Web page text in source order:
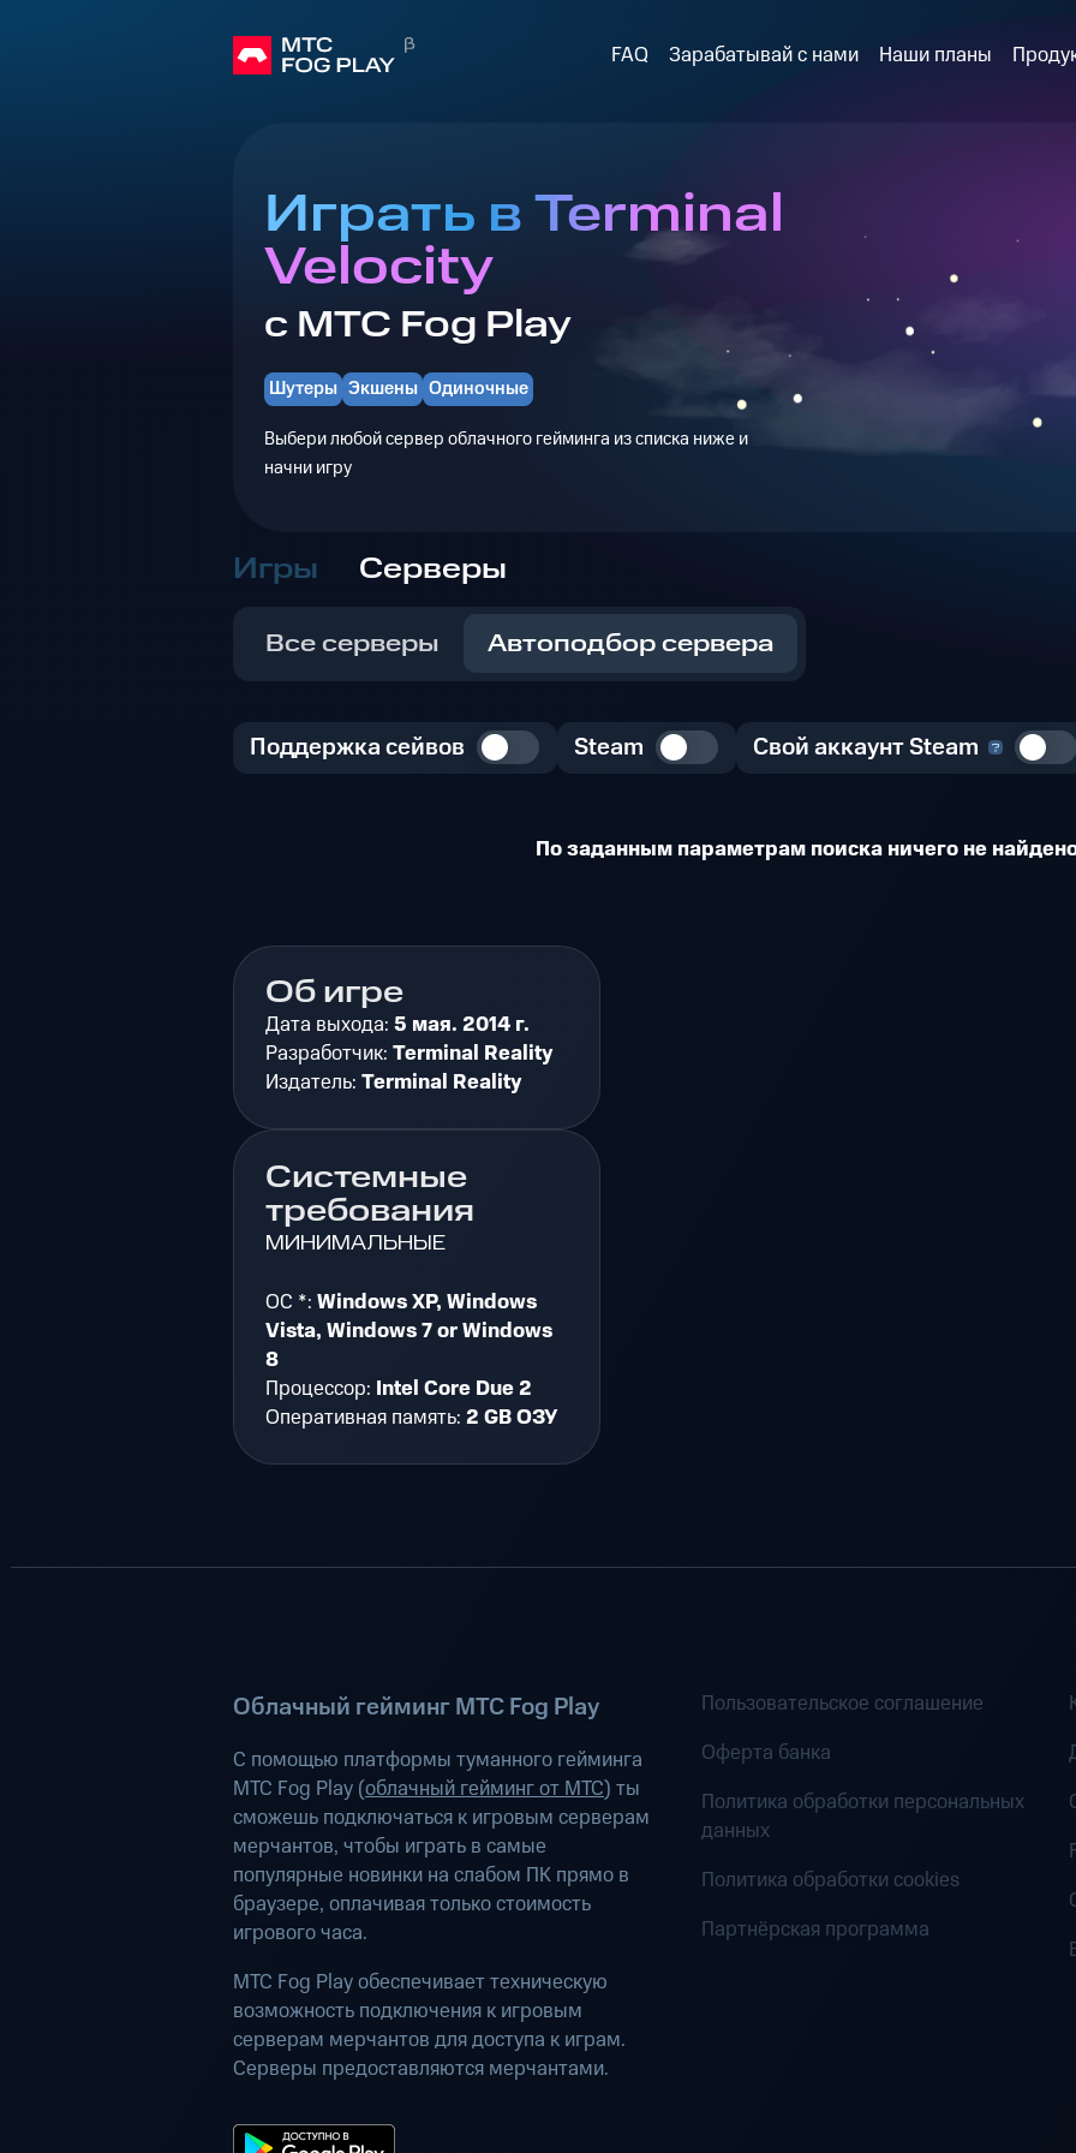
FAQ Зарабатывай с нами Наши планы
Играть в Terminal
Velocity
с МТС Fog Play
Шутеры Экшены Одиночные
Выбери любой сервер облачного гейминга из списка ниже и
начни игру
Игры Серверы
Все серверы Автоподбор сервера
Поддержка сейвов Steam Свой аккаунт Steam
По заданным параметрам поиска ничего не
Об игре
Дата выхода: 5 мая. 2014 г.
Разработчик: Terminal Reality
Издатель: Terminal Reality
Системные
требования
МИНИМАЛЬНЫЕ
ОС *: Windows XP, Windows
Vista, Windows 7 or Windows
8
Процессор: Intel Core Due 2
Оперативная память: 2 GB ОЗУ
Облачный гейминг МТС Fog Play
С помощью платформы туманного гейминга
МТС Fog Play (облачный гейминг от МТС) ты
сможешь подключаться к игровым серверам
мерчантов, чтобы играть в самые
популярные новинки на слабом ПК прямо в
браузере, оплачивая только стоимость
игрового часа.
МТС Fog Play обеспечивает техническую
возможность подключения к игровым
серверам мерчантов для доступа к играм.
Серверы предоставляются мерчантами.
Пользовательское соглашение
Оферта банка
Политика обработки персональных
данных
Политика обработки cookies
Партнёрская программа